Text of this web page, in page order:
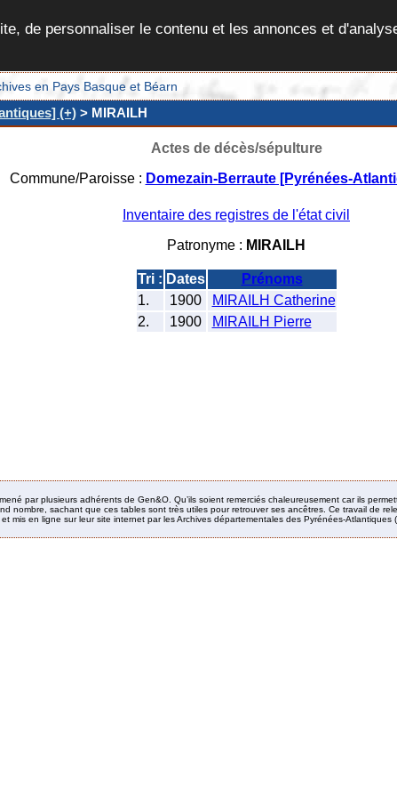
de personnaliser le contenu et les annonces et
en Pays Basque et Béarn
(+) > MIRAILH
Actes de décès/sépulture
Commune/Paroisse : Domezain-Berraute [Pyrénées-
Inventaire des registres de l'état civil
Patronyme : MIRAILH
Tri : Dates
Prénoms
1.
1900
MIRAILH Catherine
2.
1900 MIRAILH Pierre
par plusieurs adhérents de Gen&O. Qu’ils soient remerciés chaleureusement car ils
nombre, sachant que ces tables sont très utiles pour retrouver ses ancêtres. Ce travail de
mis en ligne sur leur site internet par les Archives départementales des Pyrénées-Atlantiques